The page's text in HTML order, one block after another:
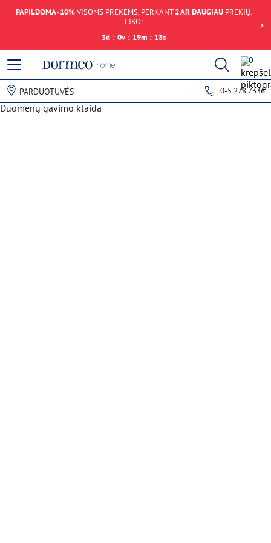
PAPILDOMA -10%VISOMS PREKĖMS, PERKANT2 AR DAUGIAUPREKIŲ.
LIKO:
3d : 0v : 19m : 18s
0
PARDUOTUVĖS 0-5 278 7336
Duomenų gavimo klaida